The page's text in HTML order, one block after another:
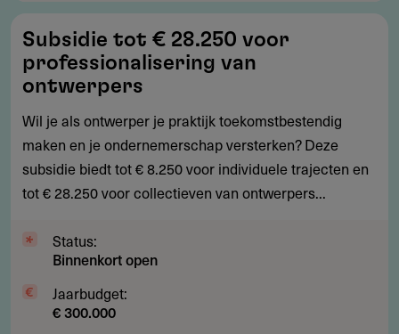
tot
€
28.250
voor
professionalisering
van
ontwerpers
Subsidie tot € 28.250 voor
professionalisering van
ontwerpers
Wil je als ontwerper je praktijk toekomstbestendig
maken en je ondernemerschap versterken? Deze
subsidie biedt tot € 8.250 voor individuele trajecten en
tot € 28.250 voor collectieven van ontwerpers...
Status:
Binnenkort open
Jaarbudget:
€ 300.000